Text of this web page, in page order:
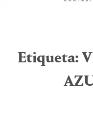
Etiqueta: